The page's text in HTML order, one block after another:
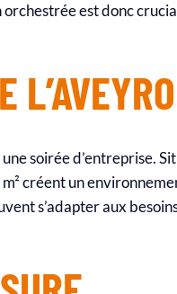
est donc
soirée d’entreprise.
créent un
s’adapter aux